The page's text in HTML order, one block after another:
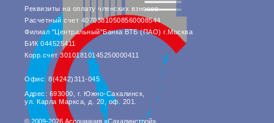
Реквизиты на оплату членских взносов
Расчетный счет 40703810508560008544
Филиал "Центральный"Банка ВТБ (ПАО) г.Москва
БИК 044525411
Корр.счет 30101810145250000411
Офис: 8(4242)311-045
Адрес: 693000, г. Южно-Сахалинск,
ул. Карла Маркса, д. 20, оф. 201.
© 2009-2026 Ассоциация «Сахалинстрой»